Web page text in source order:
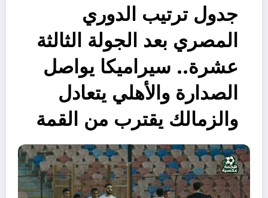
جدول ترتيب الدوري
المصري بعد الجولة الثالثة
عشرة.. سيراميكا يواصل
الصدارة والأهلي يتعادل
والزمالك يقترب من القمة